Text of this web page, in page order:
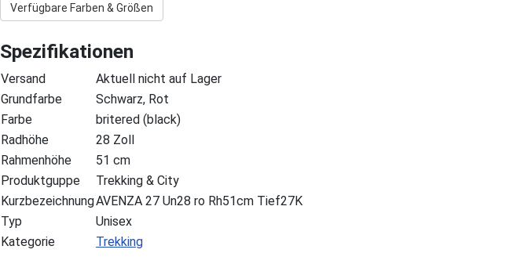
Verfügbare Farben & Größen
Spezifikationen
Versand
Aktuell nicht auf Lager
Grundfarbe
Schwarz, Rot
Farbe
britered (black)
Radhöhe
28 Zoll
Rahmenhöhe
51 cm
Produktguppe
Trekking & City
KurzbezeichnungAVENZA 27 Un28 ro Rh51cm Tief27K
Typ
Unisex
Kategorie
Trekking